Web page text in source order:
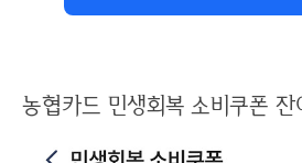
농협카드 민생회복 소비쿠폰